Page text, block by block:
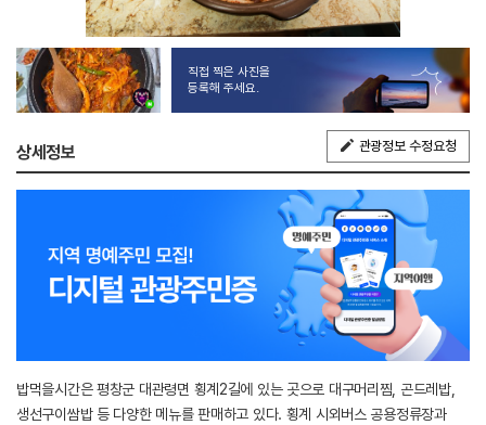
직접 찍은 사진을
등록해 주세요.
상세정보 관광정보 수정요청
밥먹을시간은 평창군 대관령면 횡계2길에 있는 곳으로 대구머리찜, 곤드레밥,
생선구이쌈밥 등 다양한 메뉴를 판매하고 있다. 횡계 시외버스 공용정류장과